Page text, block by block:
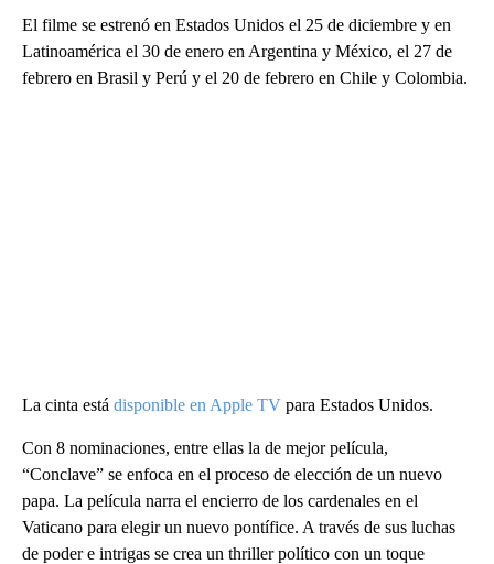
El filme se estrenó en Estados Unidos el 25 de diciembre y en
Latinoamérica el 30 de enero en Argentina y México, el 27 de
febrero en Brasil y Perú y el 20 de febrero en Chile y Colombia.
La cinta está disponible en Apple TV para Estados Unidos.
Con 8 nominaciones, entre ellas la de mejor película,
“Conclave” se enfoca en el proceso de elección de un nuevo
papa. La película narra el encierro de los cardenales en el
Vaticano para elegir un nuevo pontífice. A través de sus luchas
de poder e intrigas se crea un thriller político con un toque